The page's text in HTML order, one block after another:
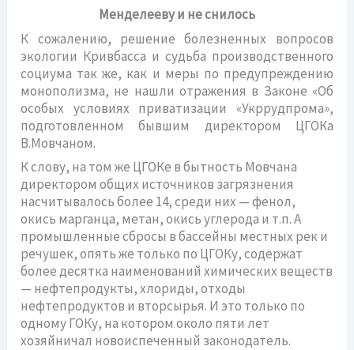
Менделееву и не снилось
К сожалению, решение болезненных вопросов
экологии Кривбасса и судьба производственного
социума так же, как и меры по предупреждению
монополизма, не нашли отражения в Законе «Об
особых условиях приватизации «Укррудпрома»,
подготовленном бывшим директором ЦГОКа
В.Мовчаном.
К слову, на том же ЦГОКе в бытность Мовчана
директором общих источников загрязнения
насчитывалось более 14, среди них — фенол,
окись марганца, метан, окись углерода и т.п. А
промышленные сбросы в бассейны местных рек и
речушек, опять же только по ЦГОКу, содержат
более десятка наименований химических веществ
— нефтепродукты, хлориды, отходы
нефтепродуктов и вторсырья. И это только по
одному ГОКу, на котором около пяти лет
хозяйничал новоиспеченный законодатель.